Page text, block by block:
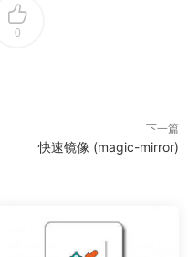
0
下一篇
快速镜像 (magic-mirror)